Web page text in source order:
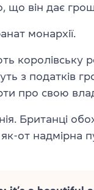
він дає
монархії.
королівську
з податків
про свою
Британці
от надмірна